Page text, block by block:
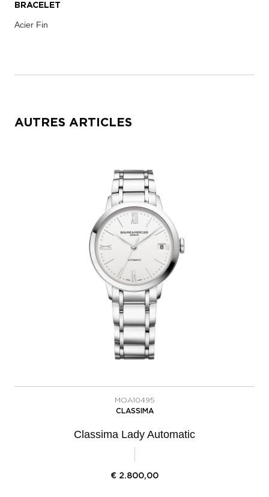
BRACELET
Acier Fin
AUTRES ARTICLES
MOA10495
CLASSIMA
Classima Lady Automatic
€ 2.800,00